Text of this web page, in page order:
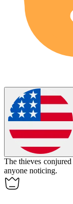
The thieves conjured
anyone noticing.